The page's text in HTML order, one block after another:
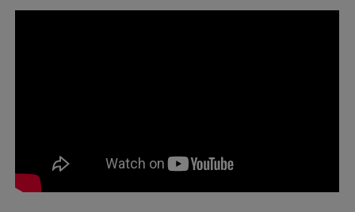
Xem thêm